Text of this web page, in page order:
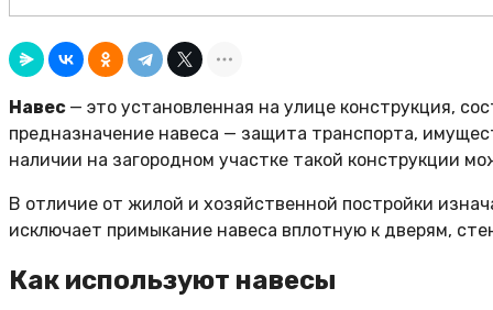
Навес — это установленная на улице конструкция,
предназначение навеса — защита транспорта,
наличии на загородном участке такой конструкции
В отличие от жилой и хозяйственной постройки
исключает примыкание навеса вплотную к дверям,
Как используют навесы